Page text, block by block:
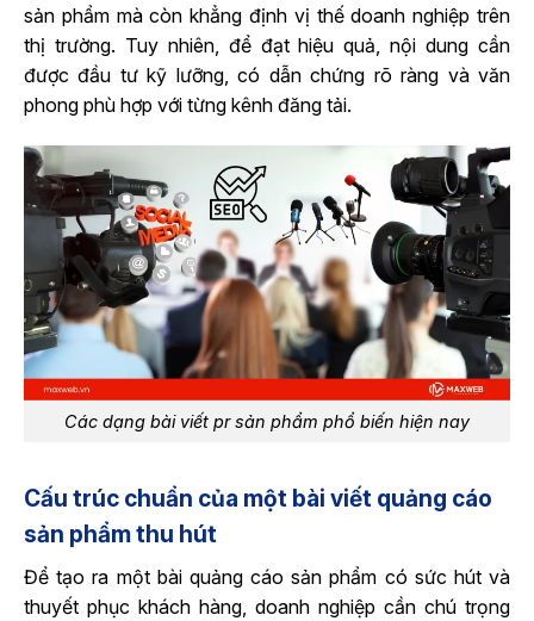
sản phẩm mà còn khẳng định vị thế doanh nghiệp trên
thị trường. Tuy nhiên, để đạt hiệu quả, nội dung cần
được đầu tư kỹ lưỡng, có dẫn chứng rõ ràng và văn
phong phù hợp với từng kênh đăng tải.
Các dạng bài viết pr sản phẩm phổ biến hiện nay
Cấu trúc chuẩn của một bài viết quảng cáo
sản phẩm thu hút
Để tạo ra một bài quảng cáo sản phẩm có sức hút và
thuyết phục khách hàng, doanh nghiệp cần chú trọng